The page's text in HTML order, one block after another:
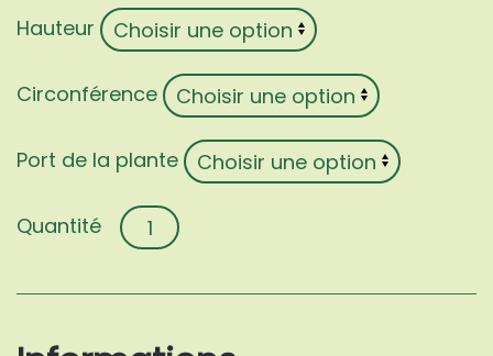
Hauteur
Circonférence
Port de la plante
quantité
de
'Globosa